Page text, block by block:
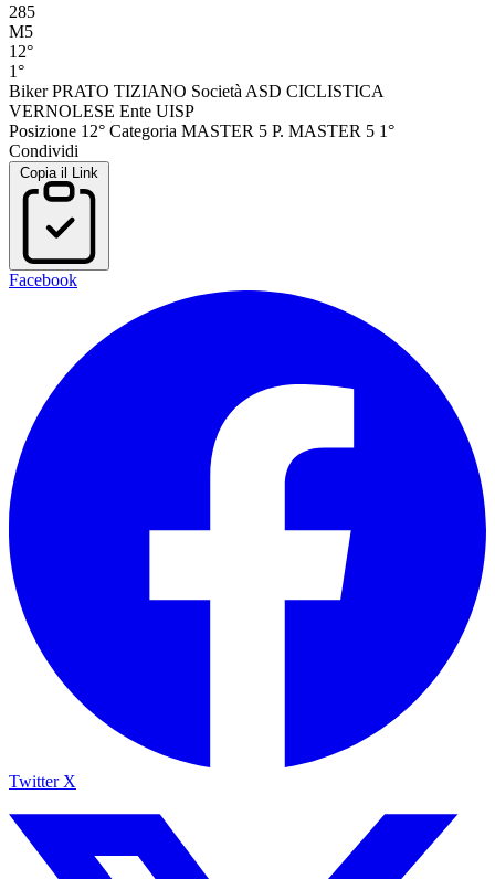
285
M5
12°
1°
Biker PRATO TIZIANO Società ASD CICLISTICA
VERNOLESE Ente UISP
Posizione 12° Categoria MASTER 5 P. MASTER 5 1°
Condividi
Copia il Link
Facebook
Twitter X